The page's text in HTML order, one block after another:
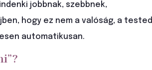
jobbnak, szebbnek,
hogy ez nem a valóság, a tested
automatikusan.